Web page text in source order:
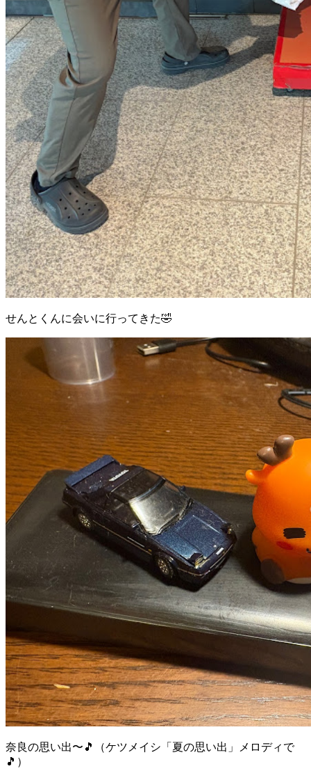
せんとくんに会いに行ってきた🤣
奈良の思い出〜🎵（ケツメイシ「夏の思い出」メロディで
🎵）